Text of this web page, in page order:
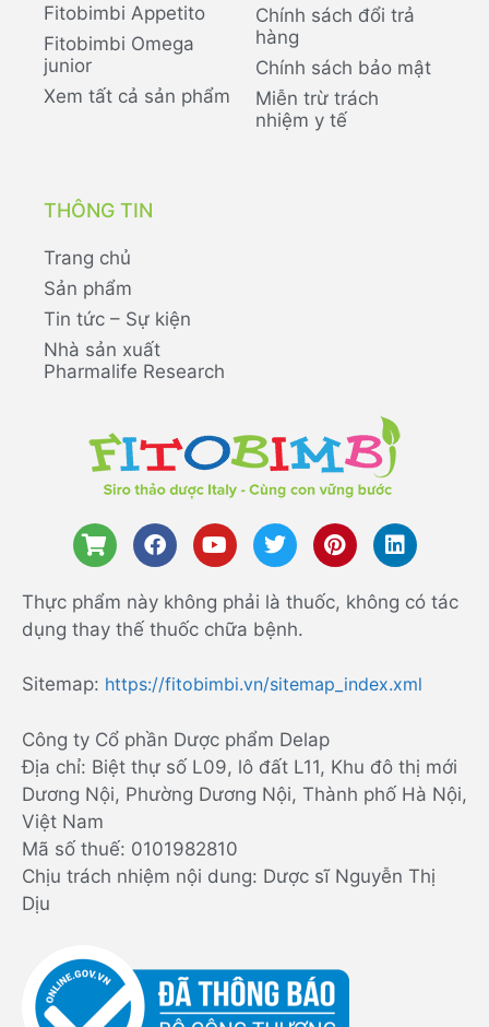
Fitobimbi Appetito
Fitobimbi Omega
junior
Xem tất cả sản phẩm
Chính sách đổi trả
hàng
Chính sách bảo mật
Miễn trừ trách
nhiệm y tế
THÔNG TIN
Trang chủ
Sản phẩm
Tin tức – Sự kiện
Nhà sản xuất
Pharmalife Research
Thực phẩm này không phải là thuốc, không có tác
dụng thay thế thuốc chữa bệnh.
Sitemap: https://fitobimbi.vn/sitemap_index.xml
Công ty Cổ phần Dược phẩm Delap
Địa chỉ: Biệt thự số L09, lô đất L11, Khu đô thị mới
Dương Nội, Phường Dương Nội, Thành phố Hà Nội,
Việt Nam
Mã số thuế: 0101982810
Chịu trách nhiệm nội dung: Dược sĩ Nguyễn Thị
Dịu